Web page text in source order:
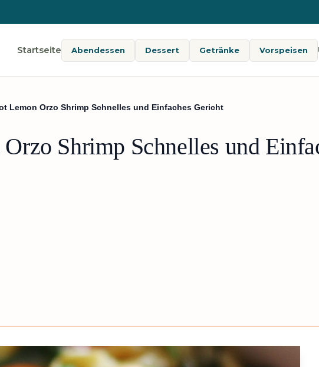
Startseite Abendessen Dessert Getränke Vorspeisen
Lemon Orzo Shrimp Schnelles und Einfaches Gericht
Shrimp Schnelles und